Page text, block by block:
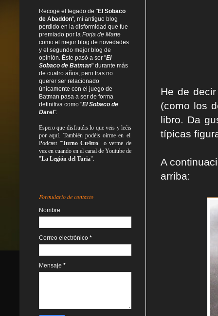
He de
(como los
libro. Da
típicas
A
arriba:
Recoge el legado de "El Sobaco
de Abaddon", mi antiguo blog
perdido en la disformidad que fue
premiado por la Forja de Marte
como el mejor blog de novedades
y el segundo mejor blog de
opinión. Éste pasó a ser "El
Sobaco de Batman" durante más
de cuatro años, pero tras no
querer ser relacionado
únicamente con el juego de
Batman pasa a ser de forma
definitiva como "El Sobaco de
Darel".
Espero que disfrutéis lo queveis yleéis
por aquí. También podéis oírme en el
Podcast "Turno Cu4tro" o verme de
vez en cuando en el canal de Youtube de
"La Legión del Turia".
Formulario de contacto
Nombre
Correo electrónico *
Mensaje *